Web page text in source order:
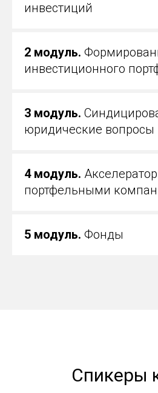
инвестиций
2 модуль.
инвестиционного
3 модуль.
юридические вопросы
4 модуль.
портфельными
5 модуль. Фонды
Спикеры